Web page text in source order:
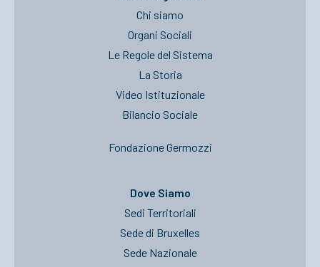
Chi siamo
Organi Sociali
Le Regole del Sistema
La Storia
Video Istituzionale
Bilancio Sociale
Fondazione Germozzi
Dove Siamo
Sedi Territoriali
Sede di Bruxelles
Sede Nazionale